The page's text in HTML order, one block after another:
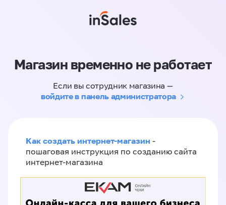
Магазин временно не работает
Если вы сотрудник магазина —
войдите в панель администратора
Как создать интернет-магазин -
пошаговая инструкция по созданию сайта
интернет-магазина